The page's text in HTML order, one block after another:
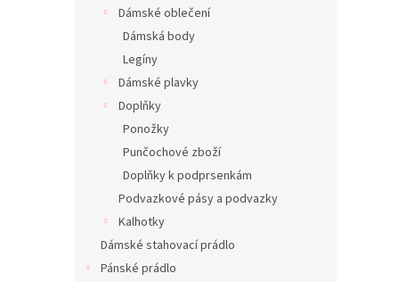
Dámské oblečení
Dámská body
Legíny
Dámské plavky
Doplňky
Ponožky
Punčochové zboží
Doplňky k podprsenkám
Podvazkové pásy a podvazky
Kalhotky
Dámské stahovací prádlo
Pánské prádlo